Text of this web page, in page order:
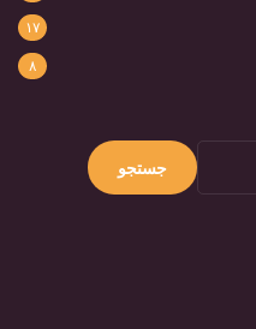
۱۷
۸
جستجو